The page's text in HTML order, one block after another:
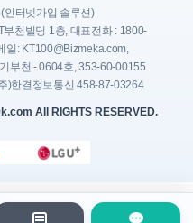
인터넷가입 솔루션)
천빌딩 1층, 대표전화 : 1800-
일: KT100@Bizmeka.com,
부천 - 0604호, 353-60-00155
)한결정보통신 458-87-03264
All RIGHTS RESERVED.